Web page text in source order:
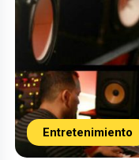
Entretenimiento